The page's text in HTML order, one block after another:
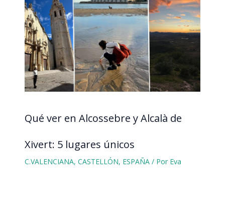
Qué ver en Alcossebre y Alcalà de
Xivert: 5 lugares únicos
C.VALENCIANA, CASTELLÓN, ESPAÑA/ Por Eva